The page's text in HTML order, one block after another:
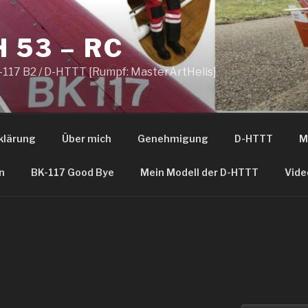
53 – RC
B2 / D-HTTT [Rumpf: MasterArtHelis]
Über mich Genehmigung D-HTTT
BK-117 Good Bye Mein Modell der D-HTTT